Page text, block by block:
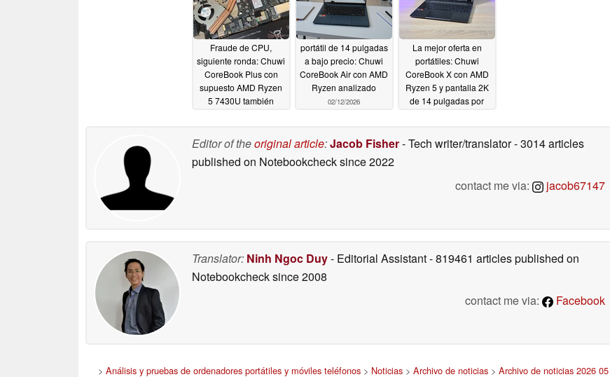
Fraude de CPU,
siguiente ronda: Chuwi
CoreBook Plus con
supuesto AMD Ryzen
5 7430U también
portátil de 14 pulgadas
a bajo precio: Chuwi
CoreBook Air con AMD
Ryzen analizado
02/12/2026
La mejor oferta en
portátiles: Chuwi
CoreBook X con AMD
Ryzen 5 y pantalla 2K
de 14 pulgadas por
Editor of theoriginal article:Jacob Fisher- Tech writer/translator- 3014 articles
published on Notebookchecksince 2022
contact me via:
jacob67147
Translator: Ninh Ngoc Duy- Editorial Assistant- 819461 articles published on
Notebookchecksince 2008
contact me via:
Facebook
> Análisis y pruebas de ordenadores portátiles y móviles teléfonos > Noticias > Archivo de noticias > Archivo de noticias 2026 05